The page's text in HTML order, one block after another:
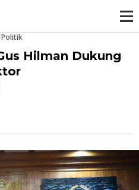
e
Politik
Hilman Dukung